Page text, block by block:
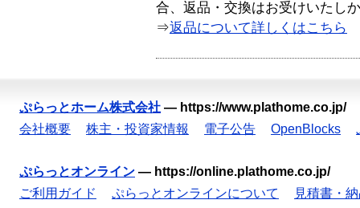
合、返品・交換はお受けいたし
⇒返品について詳しくはこちら
ぷらっとホーム株式会社 — https://www.plathome.co.jp/
会社概要
株主・投資家情報 電子公告 OpenBlocks
ぷらっとオンライン — https://online.plathome.co.jp/
ご利用ガイド
ぷらっとオンラインについて
見積書・